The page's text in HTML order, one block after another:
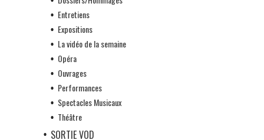
Entretiens
Expositions
La vidéo de la semaine
Opéra
Ouvrages
Performances
Spectacles Musicaux
Théâtre
SORTIE VOD